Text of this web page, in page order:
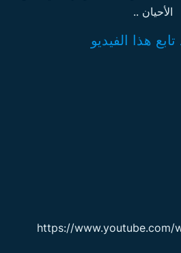
الأحيان ..
هذا الفيديو
https://www.youtube.com/